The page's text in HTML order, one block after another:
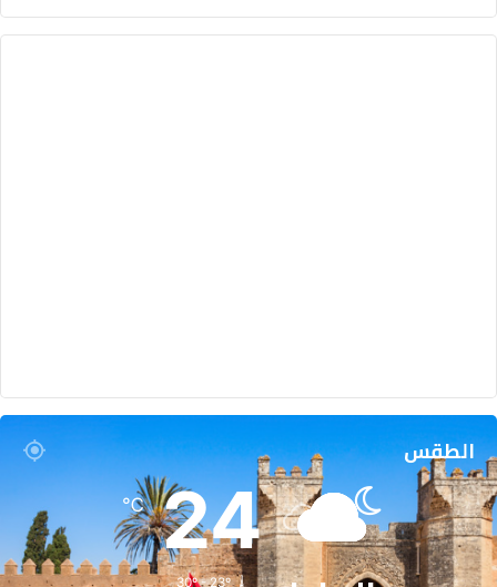
ي
الطقس
24
℃
30º - 23º